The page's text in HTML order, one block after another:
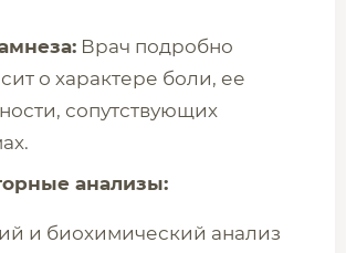
Врач подробно
о характере боли, ее
сопутствующих
анализы:
и биохимический анализ